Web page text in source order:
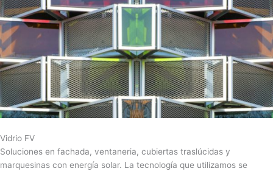
Vidrio FV
Soluciones en fachada, ventaneria, cubiertas traslúcidas y
marquesinas con energía solar. La tecnología que utilizamos se